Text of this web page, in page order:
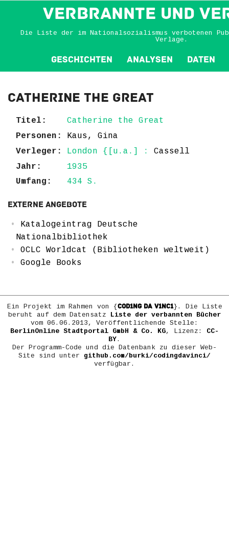
VERBRANNTE und
Die Liste der im Nationalsozialismus verbotenen
Verlage.
Geschichten Analysen Daten
Catherine the Great
Titel:
Catherine the Great
Personen:
Kaus, Gina
Verleger:
London {[u.a.] : Cassell
Jahr:
1935
Umfang:
434 S.
Externe Angebote
Katalogeintrag Deutsche
Nationalbibliothek
OCLC Worldcat (Bibliotheken weltweit)
Google Books
Ein Projekt im Rahmen von {COD1NG DA V1NC1}. Die Liste
beruht auf dem Datensatz Liste der verbannten Bücher
vom 06.06.2013, Veröffentlichende Stelle:
BerlinOnline Stadtportal GmbH & Co. KG, Lizenz: CC-
BY.
Der Programm-Code und die Datenbank zu dieser Web-
Site sind unter github.com/burki/codingdavinci/
verfügbar.